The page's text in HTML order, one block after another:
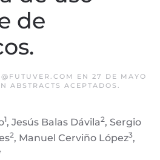
de
EN 27 DE MAYO
ABSTRACTS ACEPTADOS .
1, Jesús Balas Dávila2, Sergio
2, Manuel Cerviño López3,